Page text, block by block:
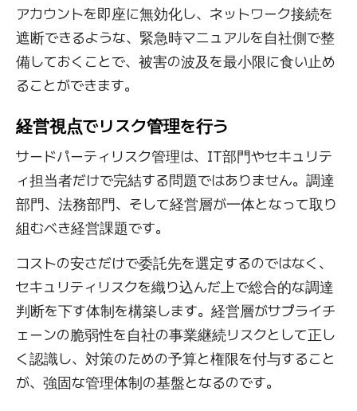
アカウントを即座に無効化し、ネットワーク接続を
遮断できるような、緊急時マニュアルを自社側で整
備しておくことで、被害の波及を最小限に食い止め
ることができます。
経営視点でリスク管理を行う
サードパーティリスク管理は、IT部門やセキュリテ
ィ担当者だけで完結する問題ではありません。調達
部門、法務部門、そして経営層が一体となって取り
組むべき経営課題です。
コストの安さだけで委託先を選定するのではなく、
セキュリティリスクを織り込んだ上で総合的な調達
判断を下す体制を構築します。経営層がサプライチ
ェーンの脆弱性を自社の事業継続リスクとして正し
く認識し、対策のための予算と権限を付与すること
が、強固な管理体制の基盤となるのです。